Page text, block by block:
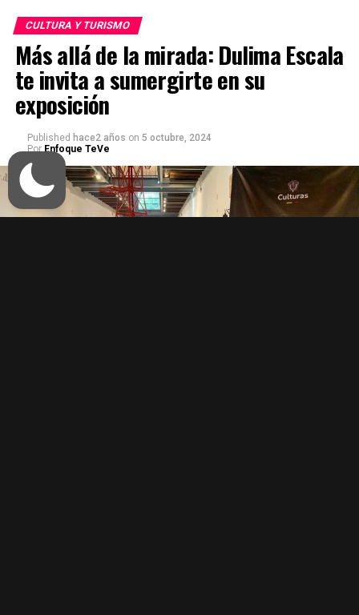
CULTURA Y TURISMO
Más allá de la mirada: Dulima Escala
te invita a sumergirte en su
exposición
Published hace2 años on 5 octubre, 2024
Por Enfoque TeVe